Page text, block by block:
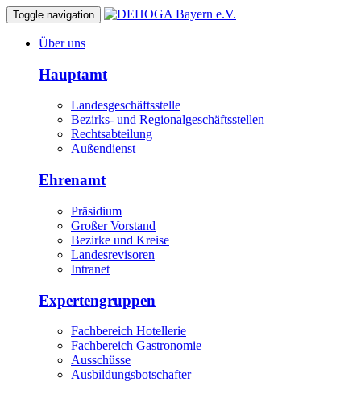
Toggle navigation
Über uns
Hauptamt
Landesgeschäftsstelle
Bezirks- und Regionalgeschäftsstellen
Rechtsabteilung
Außendienst
Ehrenamt
Präsidium
Großer Vorstand
Bezirke und Kreise
Landesrevisoren
Intranet
Expertengruppen
Fachbereich Hotellerie
Fachbereich Gastronomie
Ausschüsse
Ausbildungsbotschafter